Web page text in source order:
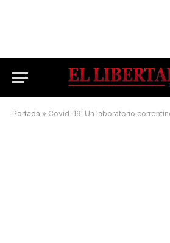
Portada » Covid-19: Un laboratorio correntino, con tecnología de